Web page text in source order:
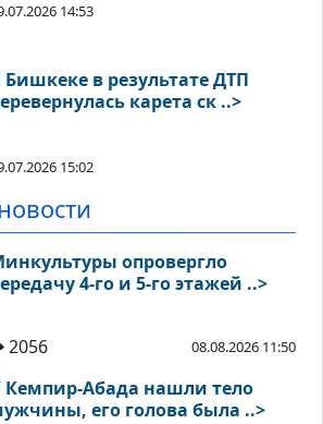
14:53
Бишкеке в результате ДТП
карета ск ..>
15:02
опровергло
4-го и 5-го этажей ..>
2056 08.08.2026 11:50
Кемпир-Абада нашли тело
его голова была ..>